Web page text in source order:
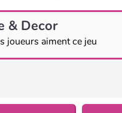
& Decor
joueurs aiment ce jeu